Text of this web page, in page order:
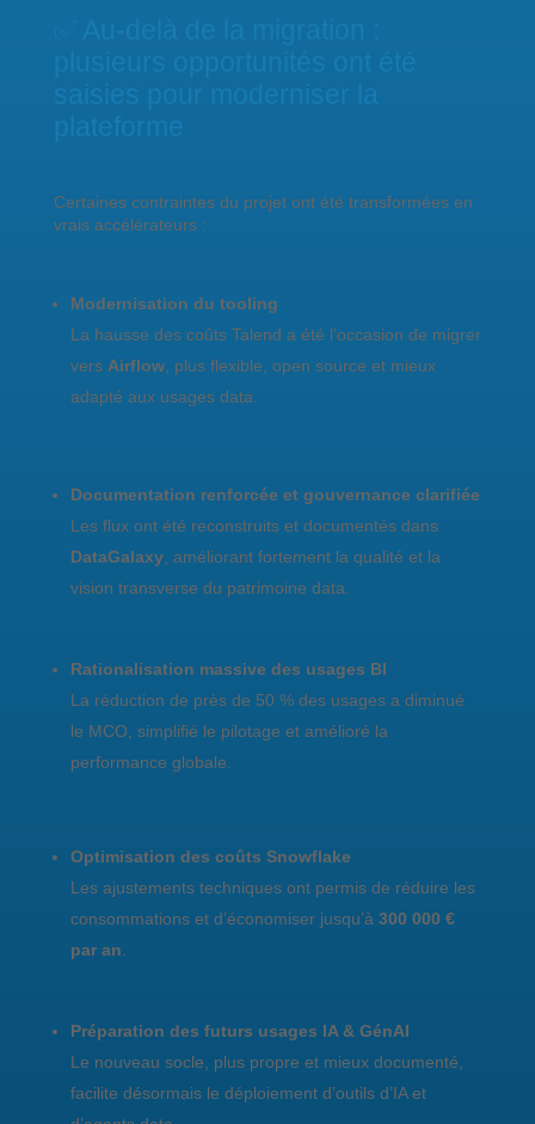
plateforme
Certaines contraintes du projet ont été transformées en
vrais accélérateurs :
Modernisation du tooling
La hausse des coûts Talend a été l’occasion de migrer
vers Airflow, plus flexible, open source et mieux
adapté aux usages data.
Documentation renforcée et gouvernance clarifiée
Les flux ont été reconstruits et documentés dans
DataGalaxy, améliorant fortement la qualité et la
vision transverse du patrimoine data.
Rationalisation massive des usages BI
La réduction de près de 50 % des usages a diminué
le MCO, simplifié le pilotage et amélioré la
performance globale.
Optimisation des coûts Snowflake
Les ajustements techniques ont permis de réduire les
consommations et d’économiser jusqu’à 300 000 €
par an
Préparation des futurs usages IA & GénAI
Le nouveau socle, plus propre et mieux documenté,
facilite désormais le déploiement d’outils d’IA et